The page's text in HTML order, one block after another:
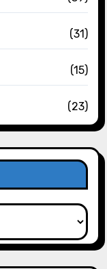
(31)
(15)
(23)